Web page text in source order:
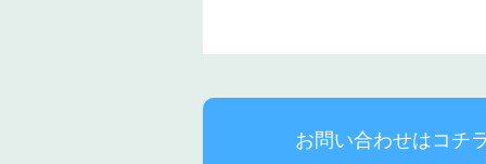
お問い合わせはコチラ